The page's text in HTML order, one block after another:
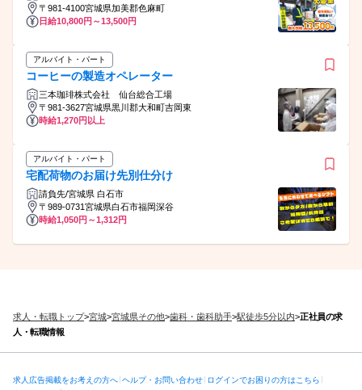
〒981-4100宮城県加美郡色麻町
日給10,800円～13,500円
アルバイト・パート
コーヒーの製造オペレーター
三本珈琲株式会社 仙台総合工場
〒981-3627宮城県黒川郡大和町吉岡東
時給1,270円以上
アルバイト・パート
宅配荷物のお届け先別仕分け
請負先/宮城県 白石市
〒989-0731宮城県白石市福岡深谷
時給1,050円～1,312円
求人・転職トップ>宮城>宮城県その他>歯科・歯科助手>駅徒歩5分以内>正社員の求
人・転職情報
求人広告掲載をお考えの方へ ヘルプ・お問い合わせ ログインでお困りの方はこちら